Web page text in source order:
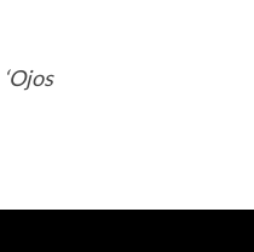
‘Ojos